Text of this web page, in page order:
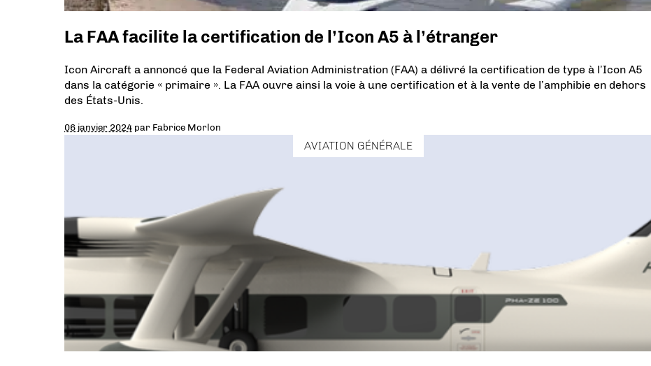
La FAA facilite la certification de l’Icon A5 à l’étranger
Icon Aircraft a annoncé que la Federal Aviation Administration (FAA) a délivré la certification de type à l’Icon A5
dans la catégorie « primaire ». La FAA ouvre ainsi la voie à une certification et à la vente de l’amphibie en dehors
des États-Unis.
06 janvier 2024 par Fabrice Morlon
AVIATION GÉNÉRALE